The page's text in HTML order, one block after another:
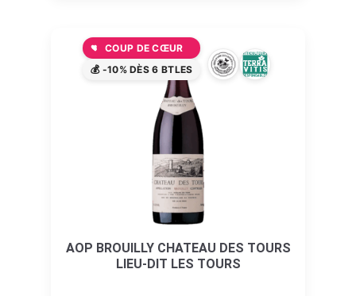
COUP DE CŒUR
💰 -10% DÈS 6 BTLES
AOP BROUILLY CHATEAU DES TOURS
LIEU-DIT LES TOURS